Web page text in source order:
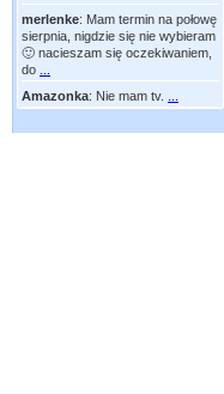
merlenke: Mam termin na połowę
sierpnia, nigdzie się nie wybieram
🙂 nacieszam się oczekiwaniem,
do
Amazonka: Nie mam tv.